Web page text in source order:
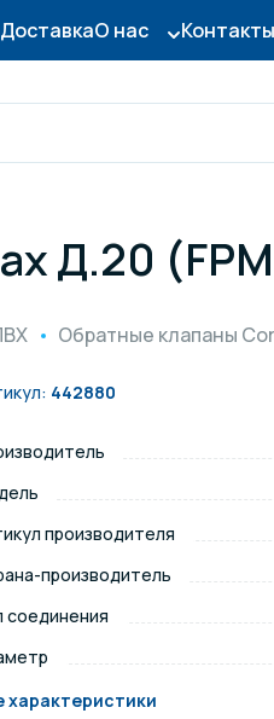
ДоставкаО нас Контакты
для бассейна
и поручни
и подсветка для
Д.20
Обратные клапаны
442880
производителя
производитель
соединения
характеристики